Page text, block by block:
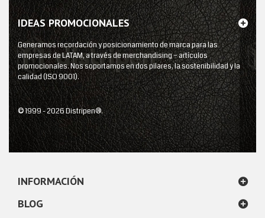
IDEAS PROMOCIONALES
Generamos recordación y posicionamiento de marca para las
empresas de LATAM, a través de merchandising – artículos
promocionales. Nos soportamos en dos pilares, la sostenibilidad y la
calidad (ISO 9001).
© 1999 - 2026 Distripen®.
INFORMACIÓN
BLOG